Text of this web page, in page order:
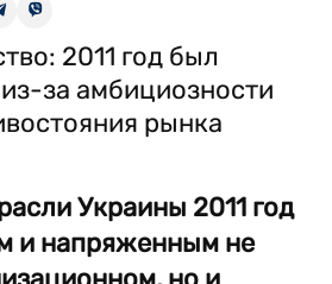
Украины 2011 год
и напряженным не